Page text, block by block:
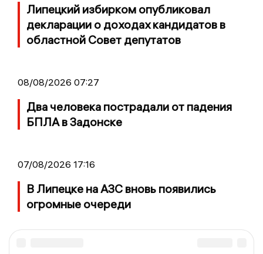
Липецкий избирком опубликовал
декларации о доходах кандидатов в
областной Совет депутатов
08/08/2026 07:27
Два человека пострадали от падения
БПЛА в Задонске
07/08/2026 17:16
В Липецке на АЗС вновь появились
огромные очереди